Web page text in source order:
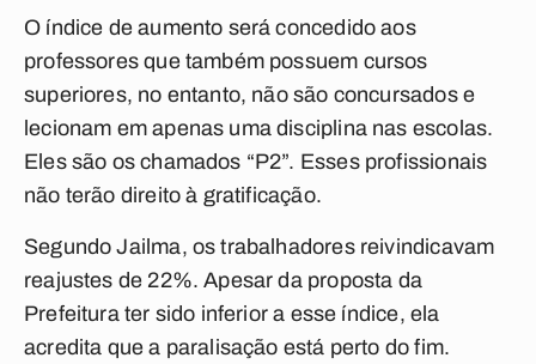
O índice de aumento será concedido aos
professores que também possuem cursos
superiores, no entanto, não são concursados e
lecionam em apenas uma disciplina nas escolas.
Eles são os chamados “P2”. Esses profissionais
não terão direito à gratificação.
Segundo Jailma, os trabalhadores reivindicavam
reajustes de 22%. Apesar da proposta da
Prefeitura ter sido inferior a esse índice, ela
acredita que a paralisação está perto do fim.